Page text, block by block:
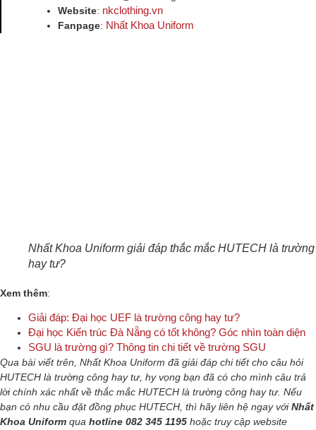
Website: nkclothing.vn
Fanpage: Nhất Khoa Uniform
Nhất Khoa Uniform giải đáp thắc mắc HUTECH là
hay tư?
Xem thêm:
Giải đáp: Đại học UEF là trường công hay tư?
Đại học Kiến trúc Đà Nẵng có tốt không? Góc nhìn toàn diện
SGU là trường gì? Thông tin chi tiết về trường SGU
Qua bài viết trên, Nhất Khoa Uniform đã giải đáp chi tiết cho câu hỏi
HUTECH là trường công hay tư, hy vọng bạn đã có cho mình câu trả
lời chính xác nhất về thắc mắc HUTECH là trường công hay tư. Nếu
bạn có nhu cầu đặt đồng phục HUTECH, thì hãy liên hệ ngay vớiNhất
Khoa Uniform qua hotline 082 345 1195 hoặc truy cập website